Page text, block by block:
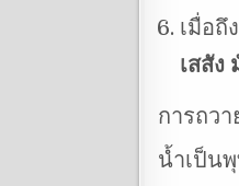
เมื่อถึ
เสสัง
การถว
น้ำเป็น